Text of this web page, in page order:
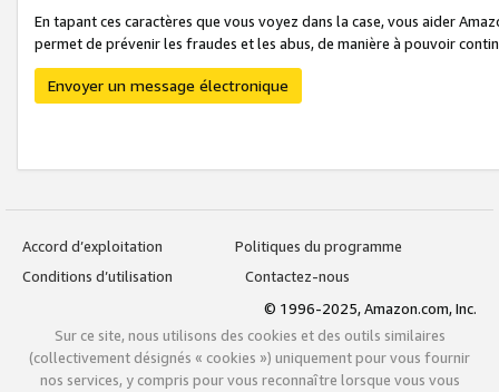
En tapant ces caractères que vous voyez dans la case, vous aider
permet de prévenir les fraudes et les abus, de manière à pouvoir
Envoyer un message électronique
Accord d’exploitation
Politiques du programme
Conditions d’utilisation
Contactez-nous
© 1996-2025, Amazon.com, Inc.
Sur ce site, nous utilisons des cookies et des outils similaires
(collectivement désignés « cookies ») uniquement pour vous fournir
nos services, y compris pour vous reconnaître lorsque vous vous